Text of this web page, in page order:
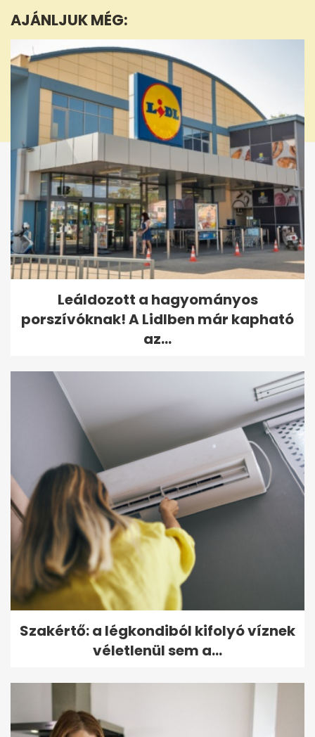
32
seconds
AJÁNLJUK MÉG:
Leáldozott a hagyományos
porszívóknak! A Lidlben már kapható
az...
Szakértő: a légkondiból kifolyó víznek
véletlenül sem a...